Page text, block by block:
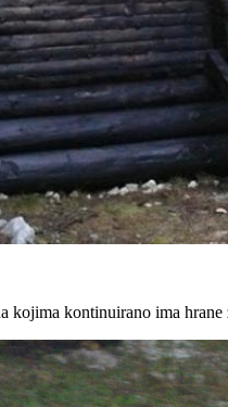
kojima kontinuirano ima